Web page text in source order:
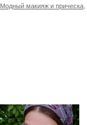
Модный макияж и прическа